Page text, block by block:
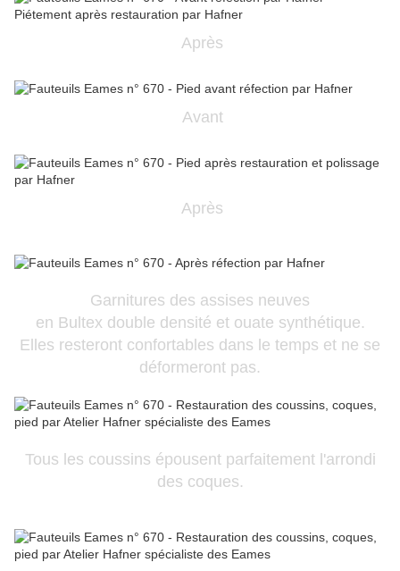
Après
Avant
Après
Garnitures des assises neuves
en Bultex double densité et ouate synthétique.
Elles resteront confortables dans le temps et ne se
déformeront pas.
Tous les coussins épousent parfaitement l'arrondi
des coques.